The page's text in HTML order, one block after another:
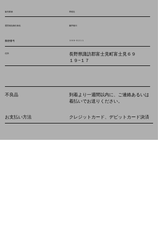
販売業者 ​草枕社
運営統括責任者名
郵便番号
藤井春日
３９９−０２１１
住所
長野県諏訪郡富士見町富士見６９
１９−１７
不良品
お支払い方法
到着より一週間以内に、ご連絡あるいは
着払いでお送りください。
クレジットカード、デビットカード決済